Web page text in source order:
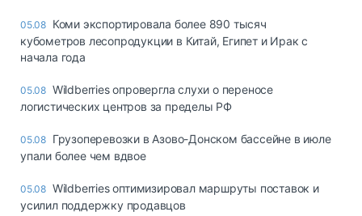
05.08 Коми экспортировала более 890 тысяч
кубометров лесопродукции в Китай, Египет и Ирак с
начала года
05.08 Wildberries опровергла слухи о переносе
логистических центров за пределы РФ
05.08 Грузоперевозки в Азово-Донском бассейне в июле
упали более чем вдвое
05.08 Wildberries оптимизировал маршруты поставок и
усилил поддержку продавцов